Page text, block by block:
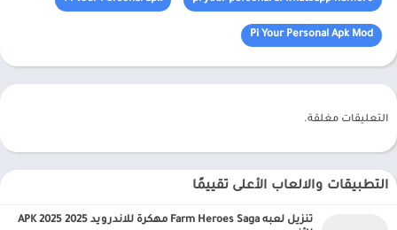
Pi Your Personal Apk Mod
التعليقات مغلقة.
التطبيقات والالعاب الأعلى تقييمًا
تنزيل لعبه Farm Heroes Saga مهكرة للاندرويد APK 2025 2025